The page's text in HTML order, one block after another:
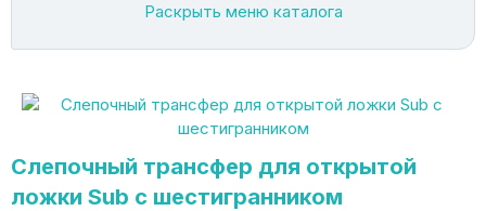
Раскрыть меню каталога
Слепочный трансфер для открытой
ложки Sub с шестигранником